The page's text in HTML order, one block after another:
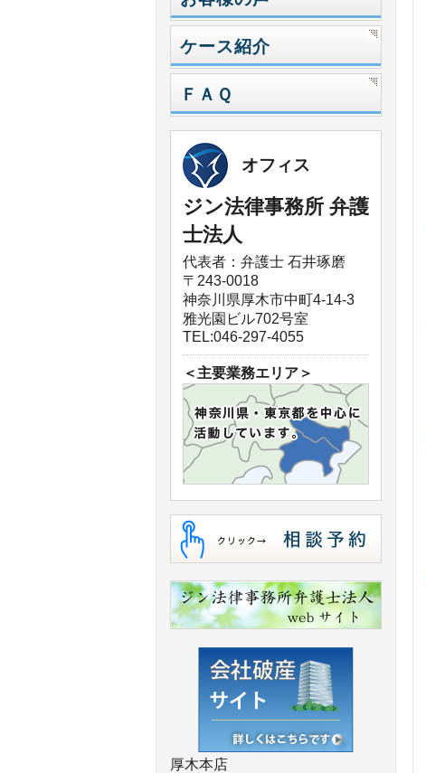
ケース紹介
ＦＡＱ
オフィス
ジン法律事務所 弁護
士法人
代表者：弁護士 石井琢磨
〒243-0018
神奈川県厚木市中町4-14-3
雅光園ビル702号室
TEL:046-297-4055
＜主要業務エリア＞
厚木本店